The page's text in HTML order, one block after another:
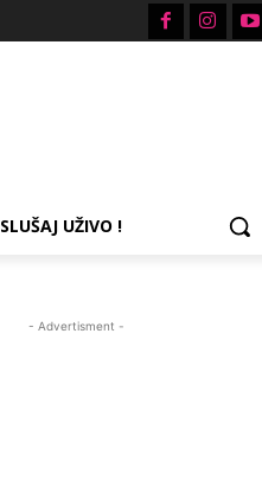
SLUŠAJ UŽIVO !
- Advertisment -